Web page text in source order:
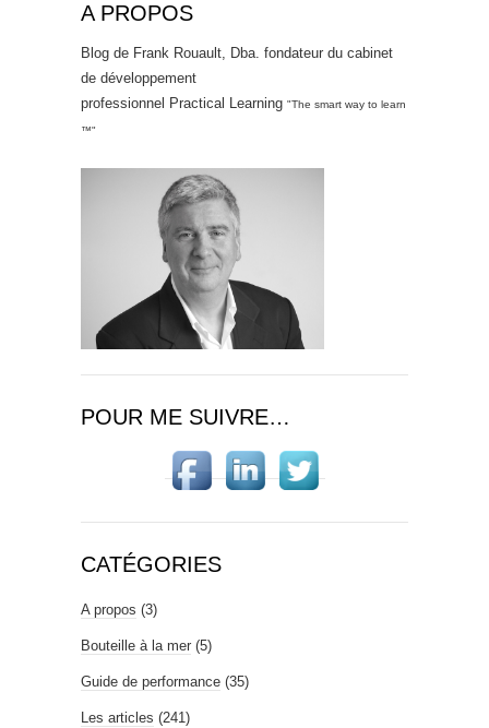
A PROPOS
Blog de Frank Rouault, Dba. fondateur du cabinet
de développement
professionnel Practical Learning "The smart way to learn
™"
POUR ME SUIVRE…
CATÉGORIES
A propos (3)
Bouteille à la mer (5)
Guide de performance (35)
Les articles (241)